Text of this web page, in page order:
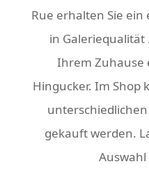
Rue erhalten Sie
in Galeriequalität
Ihrem Zuhause
Hingucker. Im Shop
gekauft werden.